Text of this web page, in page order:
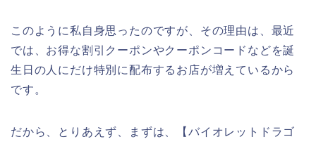
このように私自身思ったのですが、その理由は、最近
では、お得な割引クーポンやクーポンコードなどを誕
生日の人にだけ特別に配布するお店が増えているから
です。
だから、とりあえず、まずは、【バイオレットドラゴ